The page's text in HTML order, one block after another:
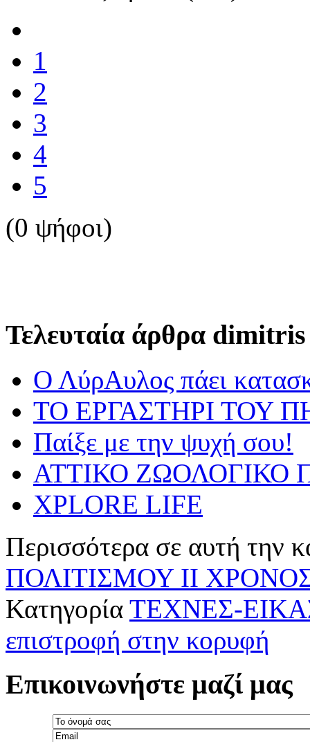
1
2
3
4
5
(0 ψήφοι)
Τελευταία άρθρα dimitris
Ο ΛύρΑυλος πάει
ΤΟ ΕΡΓΑΣΤΗΡΙ ΤΟΥ
Παίξε με την ψυχή σου!
ΑΤΤΙΚΟ ΖΩΟΛΟΓΙΚΟ
XPLORE LIFE
Περισσότερα σε αυτή την
ΠΟΛΙΤΙΣΜΟΥ ΙΙ ΧΡΟΝΟΣ
Κατηγορία ΤΕΧΝΕΣ-
επιστροφή στην κορυφή
Επικοινωνήστε μαζί μας